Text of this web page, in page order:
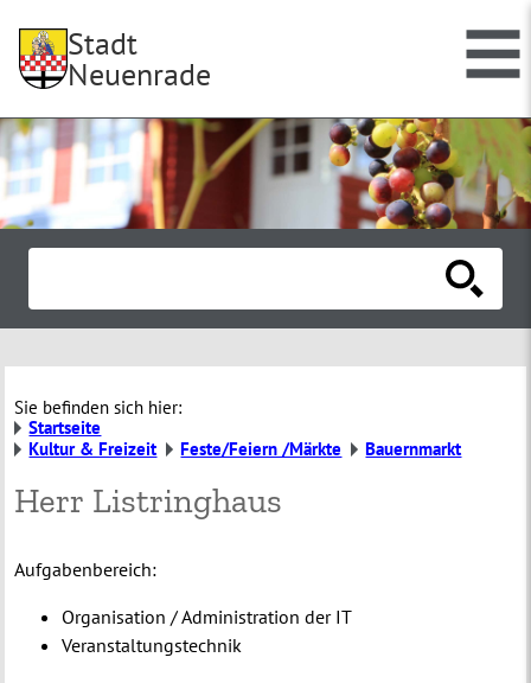
Stadt
Neuenrade
Sie befinden sich hier:
Startseite
Kultur & Freizeit
Feste/Feiern /Märkte Bauernmarkt
Herr Listringhaus
Aufgabenbereich:
Organisation / Administration der IT
Veranstaltungstechnik